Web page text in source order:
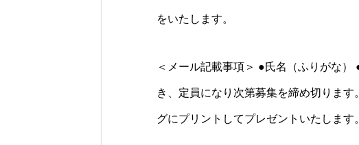
をいたします。
＜メール記載事項＞ ●氏名（ふりがな
き、定員になり次第募集を締め切りま
グにプリントしてプレゼントいたします。